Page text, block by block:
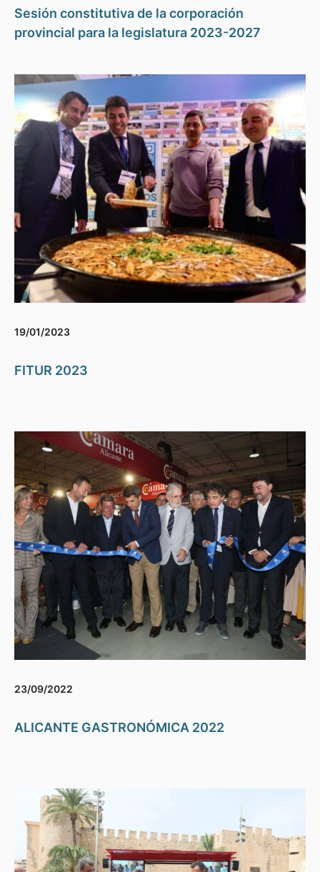
Sesión constitutiva de la corporación
provincial para la legislatura 2023-2027
19/01/2023
FITUR 2023
23/09/2022
ALICANTE GASTRONÓMICA 2022